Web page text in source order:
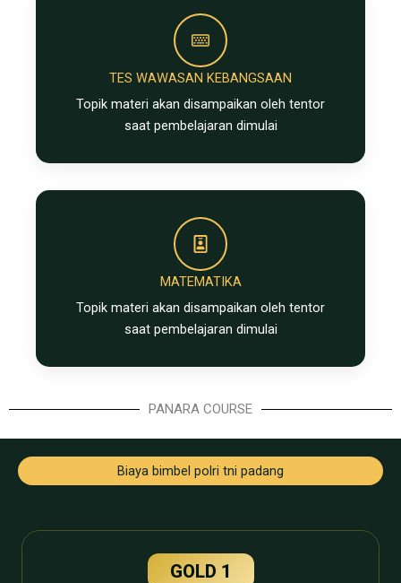
TES WAWASAN KEBANGSAAN
Topik materi akan disampaikan oleh tentor
saat pembelajaran dimulai
MATEMATIKA
Topik materi akan disampaikan oleh tentor
saat pembelajaran dimulai
PANARA COURSE
Biaya bimbel polri tni padang
GOLD 1